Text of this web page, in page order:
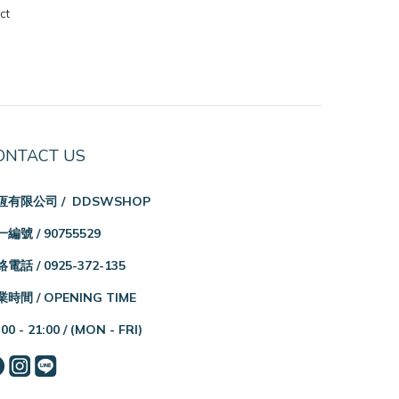
US
有限公司 / DDSWSHOP
編號 / 90755529
電話 / 0925-372-135
時間 / OPENING TIME
- 21:00 / (MON - FRI)